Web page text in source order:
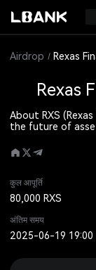
Airdrop Rexas
Rexas
About RXS (Rexas
the future of
estate and art to
global scale. With
boundless.
make investing
कुल आपूर्ति
80,000 RXS
अंतिम समय
2025-06-19 19:00